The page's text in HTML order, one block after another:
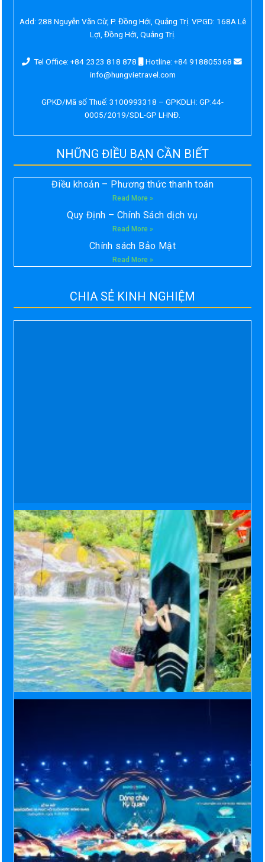
Add: 288 Nguyễn Văn Cừ, P. Đồng Hới, Quảng Trị. VPGD: 168A Lê
Lợi, Đồng Hới, Quảng Trị.
Tel Office: +84 2323 818 878
Hotline: +84 918805368
info@hungvietravel.com
GPKD/Mã số Thuế: 3100993318 – GPKDLH: GP:44-
0005/2019/SDL-GP LHNĐ.
NHỮNG ĐIỀU BẠN CẦN BIẾT
Điều khoản – Phương thức thanh toán
Read More »
Quy Định – Chính Sách dịch vụ
Read More »
Chính sách Bảo Mật
Read More »
CHIA SẺ KINH NGHIỆM